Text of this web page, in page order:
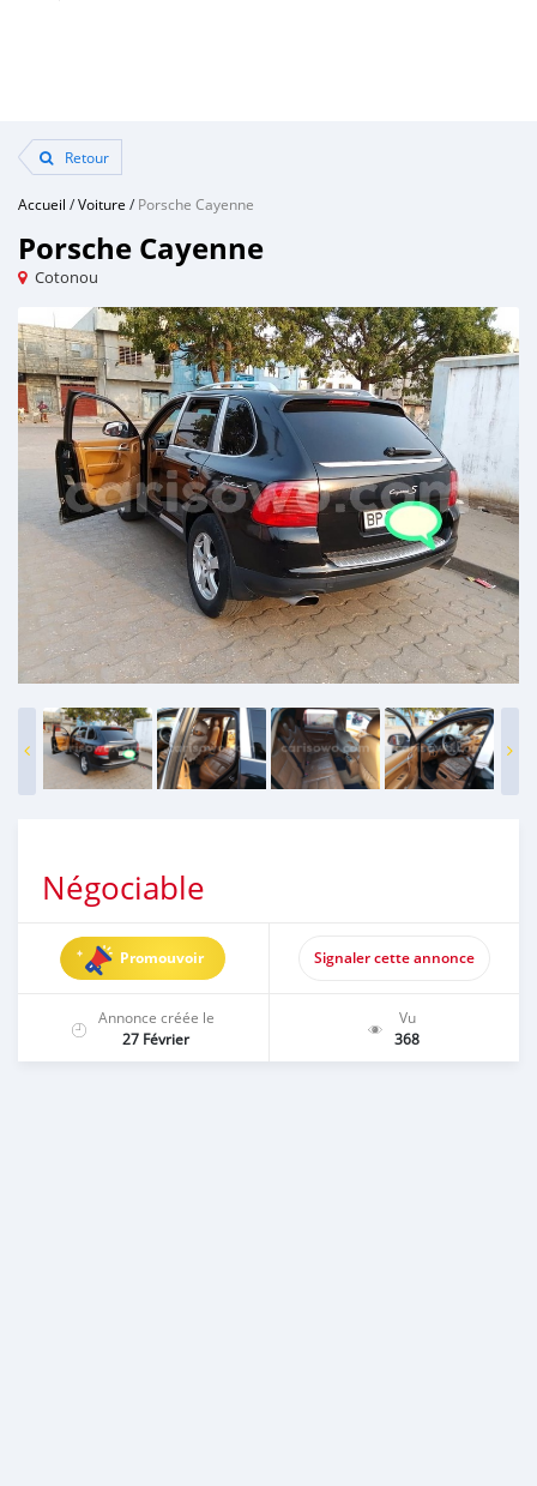
Retour
Accueil /Voiture /Porsche Cayenne
Porsche Cayenne
Cotonou
Négociable
Promouvoir Signaler cette annonce
Annonce créée le
27 Février
Vu
368